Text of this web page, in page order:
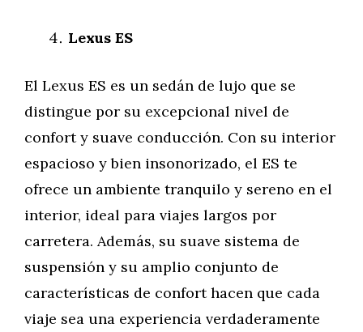
Lexus ES
El Lexus ES es un sedán de lujo que se
distingue por su excepcional nivel de
confort y suave conducción. Con su interior
espacioso y bien insonorizado, el ES te
ofrece un ambiente tranquilo y sereno en el
interior, ideal para viajes largos por
carretera. Además, su suave sistema de
suspensión y su amplio conjunto de
características de confort hacen que cada
viaje sea una experiencia verdaderamente